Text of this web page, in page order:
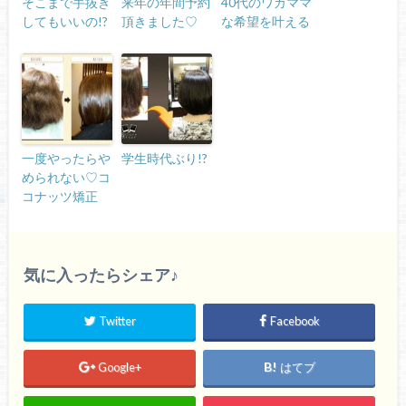
してもいいの!?
頂きました♡
な希望を叶える
一度やったらや
められない♡コ
コナッツ矯正
学生時代ぶり!?
気に入ったらシェア♪
Twitter Facebook
Google+ はてブ